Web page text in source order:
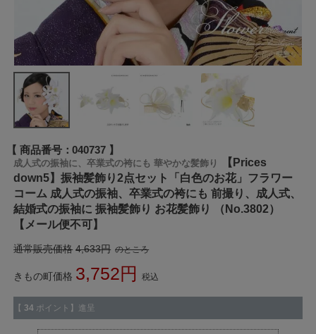
商品番号 040737
成人式の振袖に、卒業式の袴にも 華やかな髪飾り
【Prices
down5】振袖髪飾り2点セット「白色のお花」フラワー
コーム 成人式の振袖、卒業式の袴にも 前撮り、成人式、
結婚式の振袖に 振袖髪飾り お花髪飾り （No.3802）
【メール便不可】
通常販売価格 4,633 のところ
きもの町価格 3,752 税込
【 34 ポイント】進呈